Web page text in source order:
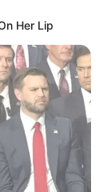
Her Lip